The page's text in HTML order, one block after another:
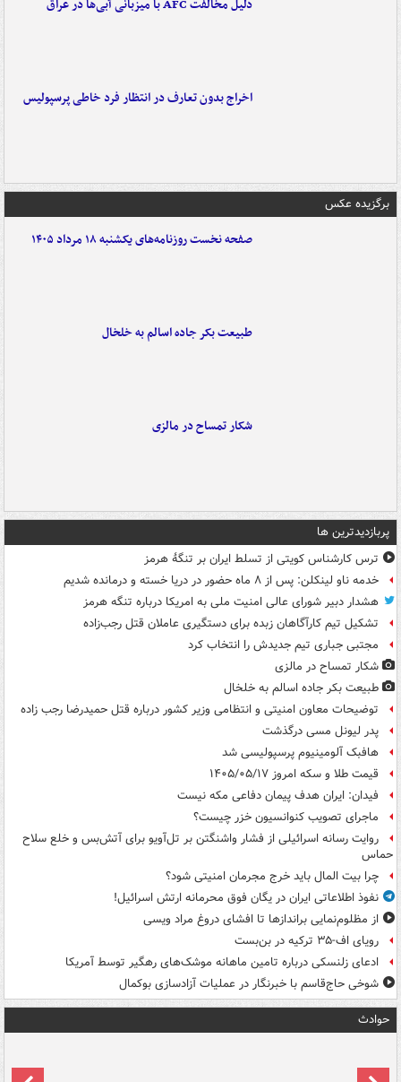
دلیل مخالفت AFC با میزبانی آبی‌ها در عراق
اخراج بدون تعارف در انتظار فرد خاطی پرسپولیس
برگزیده عکس
صفحه نخست روزنامه‌های یکشنبه ۱۸ مرداد ۱۴۰۵
طبیعت بکر جاده اسالم به خلخال
شکار تمساح در مالزی
پربازدیدترین ها
ترس کارشناس کویتی از تسلط ایران بر تنگۀ هرمز
خدمه ناو لینکلن: پس از ۸ ماه حضور در دریا خسته و درمانده‌ شدیم
هشدار دبیر شورای عالی امنیت ملی به امریکا درباره تنگه هرمز
تشکیل تیم کارآگاهان زبده برای دستگیری عاملان قتل رجب‌زاده
مجتبی جباری تیم جدیدش را انتخاب کرد
شکار تمساح در مالزی
طبیعت بکر جاده اسالم به خلخال
توضیحات معاون امنیتی و انتظامی وزیر کشور درباره قتل حمیدرضا رجب زاده
پدر لیونل مسی درگذشت
هافبک آلومینیوم پرسپولیسی شد
قیمت طلا و سکه امروز ۱۴۰۵/۰۵/۱۷
فیدان: ایران هدف پیمان دفاعی مکه نیست
ماجرای تصویب کنوانسیون خزر چیست؟
روایت رسانه اسرائیلی از فشار واشنگتن بر تل‌آویو برای آتش‌بس و خلع سلاح
حماس
چرا بیت المال باید خرج مجرمان امنیتی شود؟
نفوذ اطلاعاتی ایران در یگان فوق محرمانه ارتش اسرائیل!
از مظلوم‌نمایی براندازها تا افشای دروغ مراد ویسی
رویای اف-۳۵ ترکیه در بن‌بست
ادعای زلنسکی درباره تامین ماهانه موشک‌های رهگیر توسط آمریکا
شوخی حاج‌قاسم با خبرنگار در عملیات آزادسازی بوکمال
حوادث